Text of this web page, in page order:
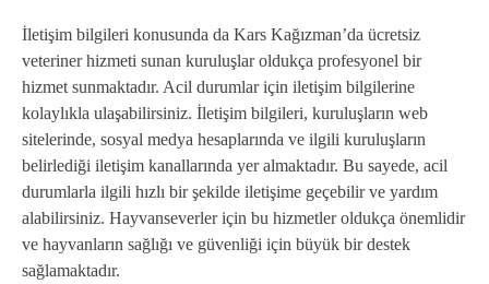
İletişim bilgileri konusunda da Kars Kağızman’da ücretsiz
veteriner hizmeti sunan kuruluşlar oldukça profesyonel bir
hizmet sunmaktadır. Acil durumlar için iletişim bilgilerine
kolaylıkla ulaşabilirsiniz. İletişim bilgileri, kuruluşların web
sitelerinde, sosyal medya hesaplarında ve ilgili kuruluşların
belirlediği iletişim kanallarında yer almaktadır. Bu sayede, acil
durumlarla ilgili hızlı bir şekilde iletişime geçebilir ve yardım
alabilirsiniz. Hayvanseverler için bu hizmetler oldukça önemlidir
ve hayvanların sağlığı ve güvenliği için büyük bir destek
sağlamaktadır.